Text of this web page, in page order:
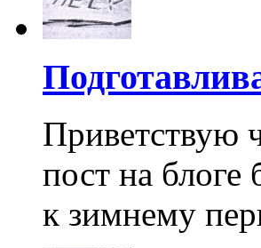
Приветствую
пост на блоге
к зимнему